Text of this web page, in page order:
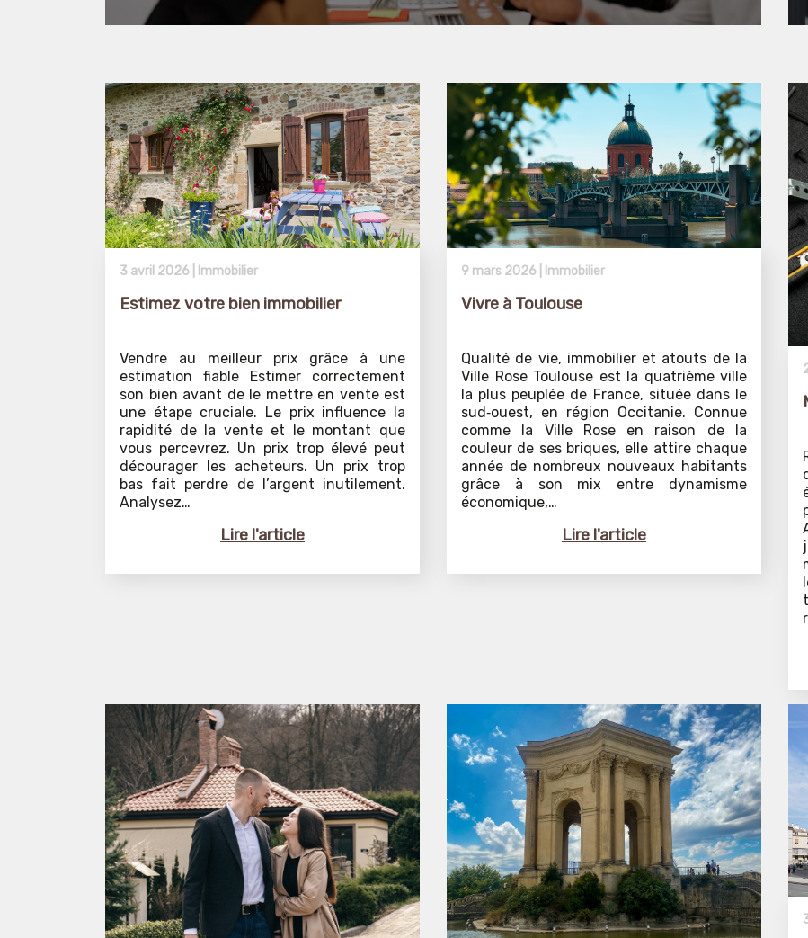
3 avril 2026 | Immobilier
Estimez votre bien immobilier
Vendre au meilleur prix grâce à une
estimation fiable Estimer correctement
son bien avant de le mettre en vente est
une étape cruciale. Le prix influence la
rapidité de la vente et le montant que
vous percevrez. Un prix trop élevé peut
décourager les acheteurs. Un prix trop
bas fait perdre de l’argent inutilement.
Analysez…
Lire l'article
9 mars 2026 | Immobilier
Vivre à Toulouse
Qualité de vie, immobilier et atouts de la
Ville Rose Toulouse est la quatrième ville
la plus peuplée de France, située dans le
sud‑ouest, en région Occitanie. Connue
comme la Ville Rose en raison de la
couleur de ses briques, elle attire chaque
année de nombreux nouveaux habitants
grâce à son mix entre dynamisme
économique,…
Lire l'article